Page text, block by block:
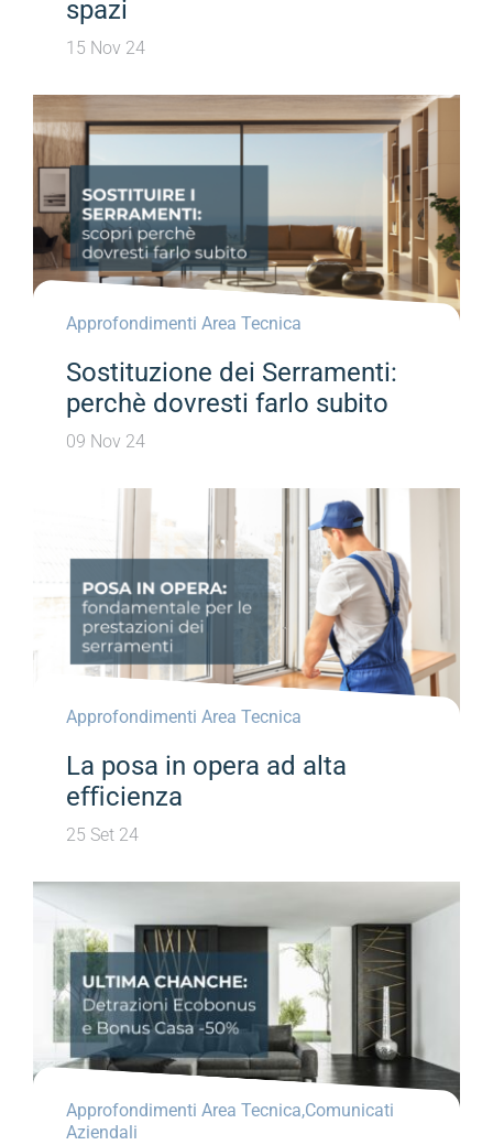
spazi
15 Nov 24
Approfondimenti Area Tecnica
Sostituzione dei Serramenti:
perchè dovresti farlo subito
09 Nov 24
Approfondimenti Area Tecnica
La posa in opera ad alta
eﬃcienza
25 Set 24
Approfondimenti Area Tecnica,Comunicati
Aziendali